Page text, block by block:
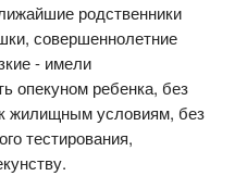
родственники
совершеннолетние
- имели
опекуном ребенка, без
жилищным условиям, без
тестирования,